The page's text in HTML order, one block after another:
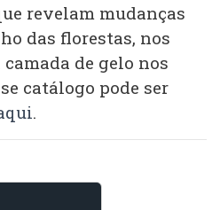
revelam mudanças
das florestas, nos
de gelo nos
catálogo pode ser
.